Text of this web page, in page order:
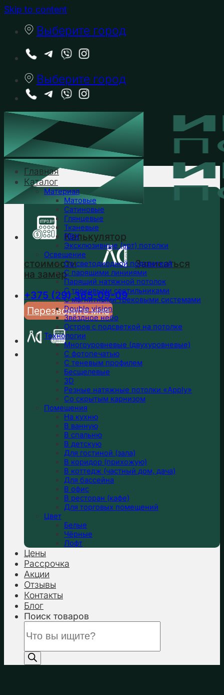
Skip to content
Выберите город
Выберите город
Калькулятор
стоимости
Записаться
на замер
+375 (29) 365-09-09
Перезвоните мне
Главная
Каталог
Материал
Матовые
Сатиновые
Глянцевые
Тканевые
ПВХ
Эксклюзивные (арт) потолки
Освещение
Со светодиодной подсветкой
С парящими линииями
Парящий натяжной потолок
С трековыми светильниками
С магнитными трековыми системами
Double vision
Звёздное небо
Остров с подсветкой на потолке
Технологии
Многоуровневые (двухуровневые)
С фотопечатью
С теневым профилем
Бесщелевые
3D
Резные натяжные потолки «Apply»
Со скрытым карнизом
Помещения
На кухню
В ванную
В спальню
В детскую
Для гостиной (зала)
В коридор (прихожую)
В коттедж (частный дом, дача)
Для бассейна
В офис
В ресторан (кафе)
Для торговых помещений
Цвет
Белые
Чёрные
Лофт
Цены
Рассрочка
Акции
Отзывы
Контакты
Блог
Поиск товаров